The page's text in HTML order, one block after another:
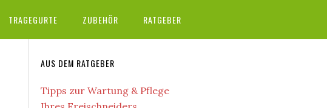
TRAGEGURTE ZUBEHÖR RATGEBER
AUS DEM RATGEBER
Tipps zur Wartung & Pflege